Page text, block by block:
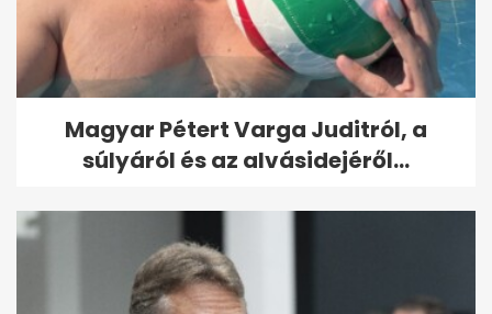
Magyar Pétert Varga Juditról, a
súlyáról és az alvásidejéről...